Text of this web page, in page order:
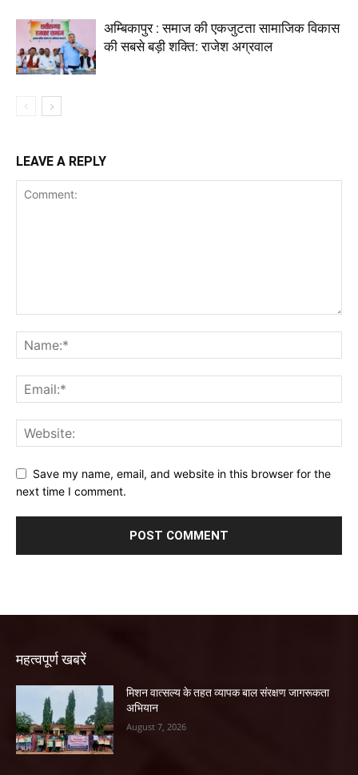
अम्बिकापुर : समाज की एकजुटता सामाजिक विकास
की सबसे बड़ी शक्ति: राजेश अग्रवाल
LEAVE A REPLY
Save my name, email, and website in this browser for the
next time I comment.
महत्वपूर्ण खबरें
मिशन वात्सल्य के तहत व्यापक बाल संरक्षण जागरूकता
अभियान
August 7, 2026